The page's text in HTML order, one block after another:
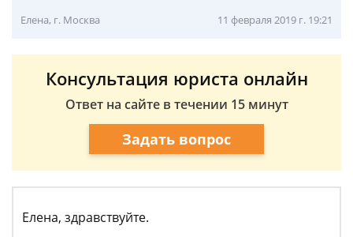
Елена, г. Москва 11 февраля 2019 г. 19:21
Консультация юриста онлайн
Ответ на сайте в течении 15 минут
Задать вопрос
Елена, здравствуйте.